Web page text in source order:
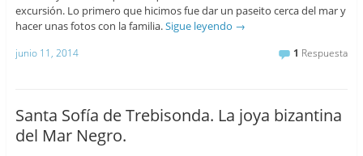
excursión. Lo primero que hicimos fue dar un paseito cerca del mar y
hacer unas fotos con la familia.Sigue leyendo →
junio 11, 2014 1 Respuesta
Santa Sofía de Trebisonda. La joya bizantina
del Mar Negro.